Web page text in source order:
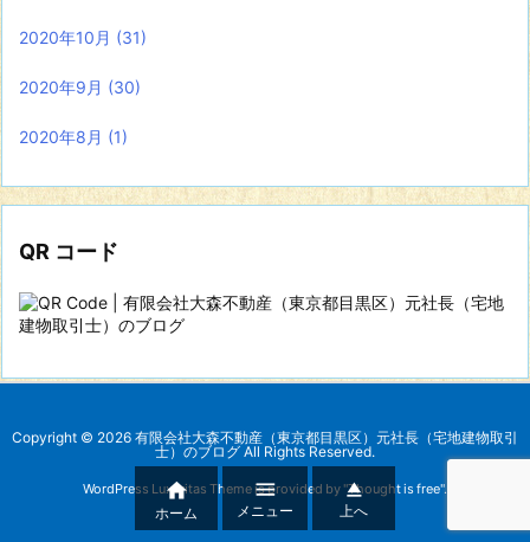
2020年10月 (31)
2020年9月 (30)
2020年8月 (1)
QR コード
Copyright © 2026 有限会社大森不動産（東京都目黒区）元社長（宅地建物取引
士）のブログAll Rights Reserved.
WordPress Luxeritas Theme is provided by "Thought is free".

ホーム

メニュー

上へ